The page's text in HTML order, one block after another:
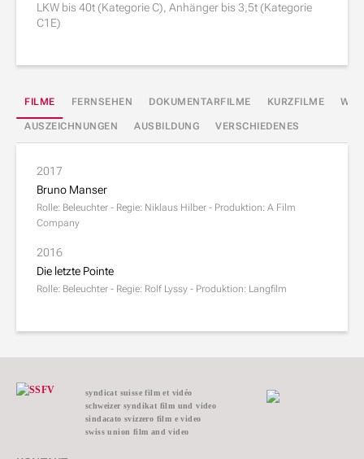
LKW bis 40t (Kategorie C), Anhänger bis 3,5t (Kategorie
C1E)
FILME FERNSEHEN DOKUMENTARFILME KURZFILME
AUSZEICHNUNGEN AUSBILDUNG VERSCHIEDENES
2017
Bruno Manser
Rolle: Beleuchter - Regie: Niklaus Hilber - Produktion: A Film
Company
2016
Die letzte Pointe
Rolle: Beleuchter - Regie: Rolf Lyssy - Produktion: Langfilm
syndicat suisse film et vidéo
schweizer syndikat film und video
sindacato svizzero film e video
swiss union film and video